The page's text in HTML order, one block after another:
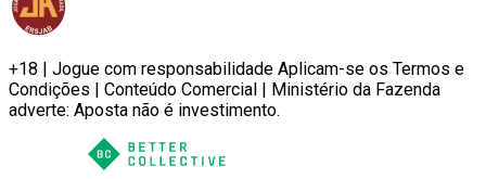
+18 | Jogue com responsabilidade Aplicam-se os Termos e
Condições | Conteúdo Comercial | Ministério da Fazenda
adverte: Aposta não é investimento.